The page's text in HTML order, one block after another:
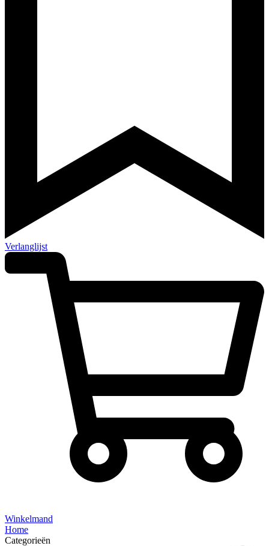
Verlanglijst
Winkelmand
Home
Categorieën